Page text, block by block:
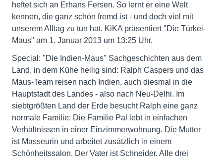
heftet sich an Erhans Fersen. So lernt er eine Welt
kennen, die ganz schön fremd ist - und doch viel mit
unserem Alltag zu tun hat. KiKA präsentiert "Die Türkei-
Maus" am 1. Januar 2013 um 13:25 Uhr.
Special: "Die Indien-Maus" Sachgeschichten aus dem
Land, in dem Kühe heilig sind: Ralph Caspers und das
Maus-Team reisen nach Indien, auch diesmal in die
Hauptstadt des Landes - also nach Neu-Delhi. Im
siebtgrößten Land der Erde besucht Ralph eine ganz
normale Familie: Die Familie Pal lebt in einfachen
Verhältnissen in einer Einzimmerwohnung. Die Mutter
ist Masseurin und arbeitet zusätzlich in einem
Schönheitssalon. Der Vater ist Schneider. Alle drei